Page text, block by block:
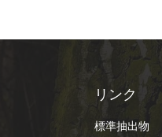
リンク
標準抽出物